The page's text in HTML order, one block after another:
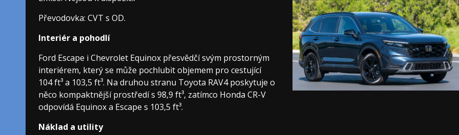
Převodovka: CVT s OD.
Interiér a pohodlí
Ford Escape i Chevrolet Equinox přesvědčí svým prostorným
interiérem, který se může pochlubit objemem pro cestující
104 ft³ a 103,5 ft³. Na druhou stranu Toyota RAV4 poskytuje o
něco kompaktnější prostředí s 98,9 ft³, zatímco Honda CR-V
odpovídá Equinox a Escape s 103,5 ft³.
Náklad a utility